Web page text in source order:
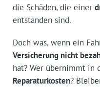
die Schäden, die einer
entstanden sind.
Doch was, wenn ein
Versicherung nicht
hat? Wer übernimmt in
Reparaturkosten?